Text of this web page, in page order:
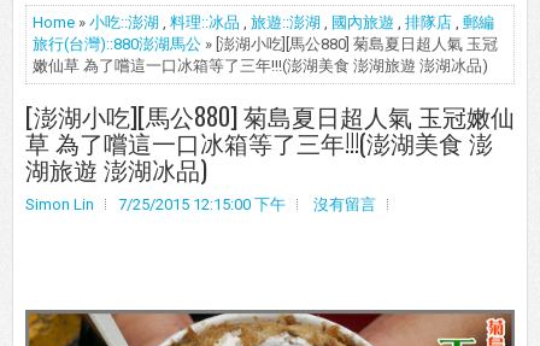
Home » 小吃::澎湖 , 料理::冰品 , 旅遊::澎湖 , 國內旅遊 , 排隊店 , 郵編
旅行(台灣)::880澎湖馬公 » [澎湖小吃][馬公880] 菊島夏日超人氣 玉冠
嫩仙草 為了嚐這一口冰箱等了三年!!!(澎湖美食 澎湖旅遊 澎湖冰品)
[澎湖小吃][馬公880] 菊島夏日超人氣 玉冠嫩仙
草 為了嚐這一口冰箱等了三年!!!(澎湖美食 澎
湖旅遊 澎湖冰品)
Simon Lin 7/25/2015 12:15:00 下午 沒有留言